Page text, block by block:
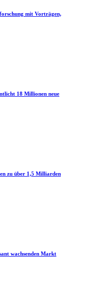
mit Vorträgen,
18 Millionen neue
zu über 1,5 Milliarden
wachsenden Markt